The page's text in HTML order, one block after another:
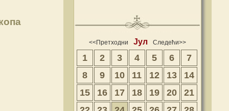
<<Претходни Јул Следећи>>
1 2 3 4 5 6
7
8
9 10 11 12 13
14
15
16 17 18 19 20
21